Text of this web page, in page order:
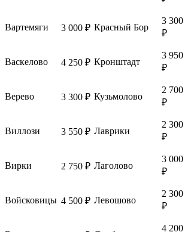
Вартемяги 3 000 ₽ Красный Бор
3 300
₽
Васкелово 4 250 ₽ Кронштадт
3 950
₽
Верево 3 300 ₽ Кузьмолово
2 700
₽
Виллози 3 550 ₽ Лаврики
2 300
₽
Вирки 2 750 ₽ Лаголово
3 000
₽
Войсковицы 4 500 ₽ Левошово
2 300
₽
4 200